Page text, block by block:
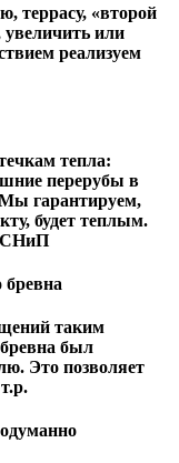
террасу, «второй
увеличить или
реализуем
тепла:
перерубы в
Мы гарантируем,
будет теплым.
СНиП
таким
был
Это позволяет